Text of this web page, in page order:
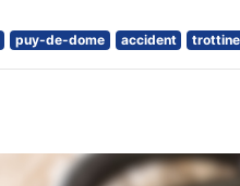
puy-de-dome accident